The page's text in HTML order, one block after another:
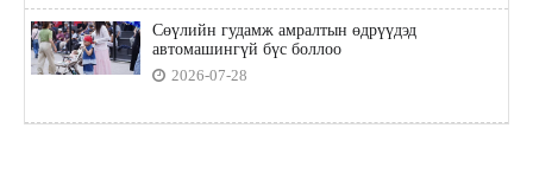
Сөүлийн гудамж амралтын өдрүүдэд
автомашингүй бүс боллоо
2026-07-28